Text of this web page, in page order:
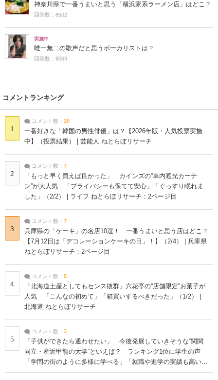
神奈川県で一番うまいと思う「横浜家系ラーメン店」はどこ？
回答数：8502
実施中
唯一無二の歌声だと思うボーカリストは？
回答数：8069
コメントランキング
1
コメント数： 20
一番好きな「韓国の男性俳優」は？【2026年版・人気投票実施
中】（投票結果） | 芸能人 ねとらぼリサーチ
2
コメント数： 7
「もっと早く買えば良かった」 カインズの“車内遮光カーテ
ン”が大人気 「プライバシーも保てて安心」「ぐっすり眠れま
した」（2/2） | ライフ ねとらぼリサーチ：2ページ目
3
コメント数： 7
兵庫県の「ケーキ」の名店10選！ 一番うまいと思う店はどこ？
【7月12日は「デコレーションケーキの日」！】（2/4） | 兵庫県
ねとらぼリサーチ：2ページ目
4
コメント数： 5
「北海道土産としてもセンス抜群」六花亭の“店舗限定”お菓子が
人気 「こんなの初めて」「箱買いするべきだった」（1/2） |
北海道 ねとらぼリサーチ
5
コメント数： 3
「子供ができたら通わせたい」 今後発展していきそうな“関関
同立・産近甲龍の大学”といえば？ ランキング1位に学生の声
「学問の街のように多様に学べる」「就職や進学の実績も高い」
| 大学 ねとらぼリサーチ